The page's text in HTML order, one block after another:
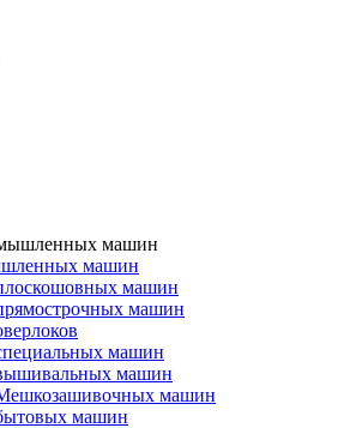
машин
машин
машин
машин
машин
машин
машин